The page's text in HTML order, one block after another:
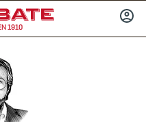
1910